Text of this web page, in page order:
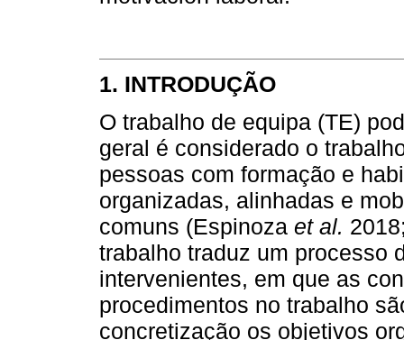
1. INTRODUÇÃO
O trabalho de equipa (TE)
geral é considerado o
pessoas com formação e
organizadas, alinhadas e
comuns (Espinoza et al.
trabalho traduz um processo
intervenientes, em que as
procedimentos no trabalho
concretização os objetivos